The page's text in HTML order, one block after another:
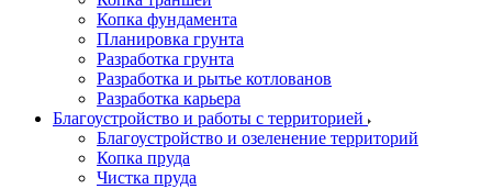
Копка фундамента
Планировка грунта
Разработка грунта
Разработка и рытье котлованов
Разработка карьера
Благоустройство и работы с территорией
Благоустройство и озеленение территорий
Копка пруда
Чистка пруда